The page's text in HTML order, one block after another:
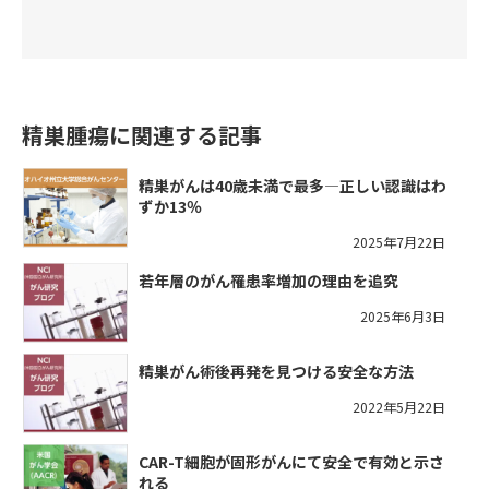
精巣腫瘍に関連する記事
精巣がんは40歳未満で最多―正しい認識はわ
ずか13％
2025年7月22日
若年層のがん罹患率増加の理由を追究
2025年6月3日
精巣がん術後再発を見つける安全な方法
2022年5月22日
CAR-T細胞が固形がんにて安全で有効と示さ
れる